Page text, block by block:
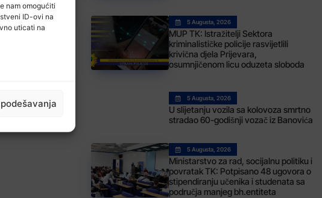
nam omogućiti
ID-ovi na
uticati na
5 Augusta, 2026
MUP TK: Istražitelji Sektora
kriminalističke policije rasvijetlili
krivična djela Prijevara,
osumnjičenom licu oduzeta sloboda
5 Augusta, 2026
U slijetanju vozila sa kolovoza smrtno
stradao 60-godišnji vozač iz Banovića
5 Augusta, 2026
Ministarstvo za rad, socijalnu politiku i
povratak TK: Potpisano 48 ugovora o
stipendiranju učenika i studenata sa
područja manjeg bh.entiteta